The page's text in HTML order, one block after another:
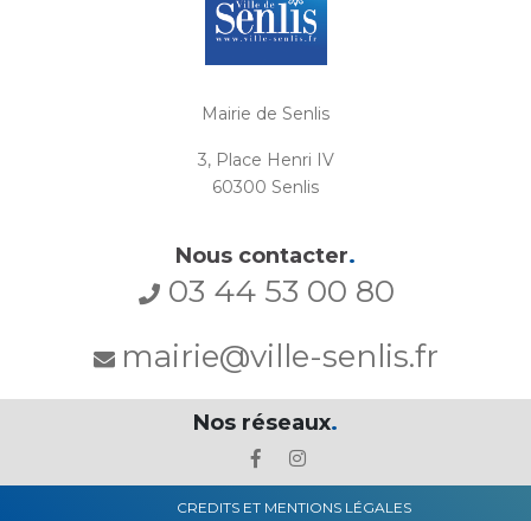
Mairie de Senlis
3, Place Henri IV
60300 Senlis
Nous contacter.
03 44 53 00 80
mairie@ville-senlis.fr
Nos réseaux.
CREDITS ET MENTIONS LÉGALES